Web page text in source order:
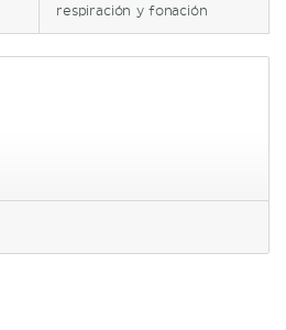
respiración y fonación